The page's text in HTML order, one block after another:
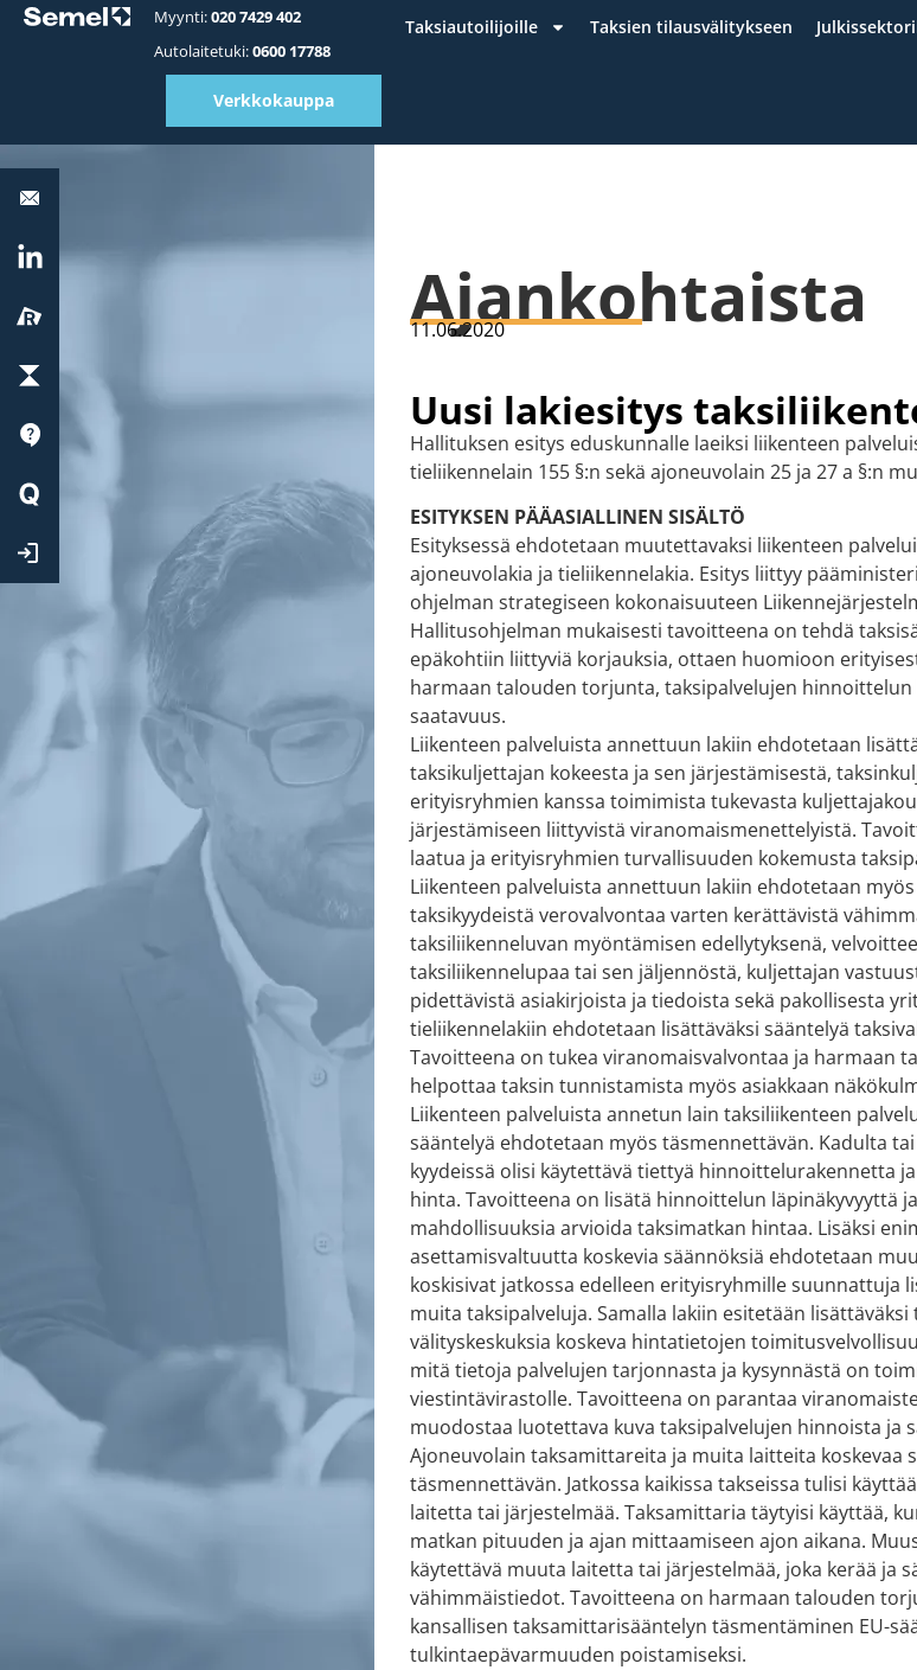
Myynti:020 7429 402
Autolaitetuki:0600 17788
Verkkokauppa
Taksiautoilijoille Taksien tilausvälitykseen
LinkedIn
ParkChargePay
Tuki
Extranettiin
Ajankohtaista
11.06.2020
Uusi lakiesitys
Hallituksen esitys eduskunnalle laeiksi liikenteen
tieliikennelain 155 §:n sekä ajoneuvolain 25 ja 27 a §:n
ESITYKSEN PÄÄASIALLINEN SISÄLTÖ
Esityksessä ehdotetaan muutettavaksi liikenteen
ajoneuvolakia ja tieliikennelakia. Esitys liittyy
ohjelman strategiseen kokonaisuuteen
Hallitusohjelman mukaisesti tavoitteena on tehdä
epäkohtiin liittyviä korjauksia, ottaen huomioon
harmaan talouden torjunta, taksipalvelujen hinnoittelun
saatavuus.
Liikenteen palveluista annettuun lakiin ehdotetaan
taksikuljettajan kokeesta ja sen järjestämisestä,
erityisryhmien kanssa toimimista tukevasta
järjestämiseen liittyvistä viranomaismenettelyistä.
laatua ja erityisryhmien turvallisuuden kokemusta
Liikenteen palveluista annettuun lakiin ehdotetaan
taksikyydeistä verovalvontaa varten kerättävistä
taksiliikenneluvan myöntämisen edellytyksenä,
taksiliikennelupaa tai sen jäljennöstä, kuljettajan
pidettävistä asiakirjoista ja tiedoista sekä pakollisesta
tieliikennelakiin ehdotetaan lisättäväksi sääntelyä
Tavoitteena on tukea viranomaisvalvontaa ja harmaan
helpottaa taksin tunnistamista myös asiakkaan
Liikenteen palveluista annetun lain taksiliikenteen
sääntelyä ehdotetaan myös täsmennettävän. Kadulta
kyydeissä olisi käytettävä tiettyä hinnoittelurakennetta
hinta. Tavoitteena on lisätä hinnoittelun läpinäkyvyyttä
mahdollisuuksia arvioida taksimatkan hintaa. Lisäksi
asettamisvaltuutta koskevia säännöksiä ehdotetaan
koskisivat jatkossa edelleen erityisryhmille suunnattuja
muita taksipalveluja. Samalla lakiin esitetään lisättäväksi
välityskeskuksia koskeva hintatietojen
mitä tietoja palvelujen tarjonnasta ja kysynnästä on
viestintävirastolle. Tavoitteena on parantaa
muodostaa luotettava kuva taksipalvelujen hinnoista ja
Ajoneuvolain taksamittareita ja muita laitteita koskevaa
täsmennettävän. Jatkossa kaikissa takseissa tulisi
laitetta tai järjestelmää. Taksamittaria täytyisi käyttää,
matkan pituuden ja ajan mittaamiseen ajon aikana.
käytettävä muuta laitetta tai järjestelmää, joka kerää ja
vähimmäistiedot. Tavoitteena on harmaan talouden
kansallisen taksamittarisääntelyn täsmentäminen EU-
tulkintaepävarmuuden poistamiseksi.